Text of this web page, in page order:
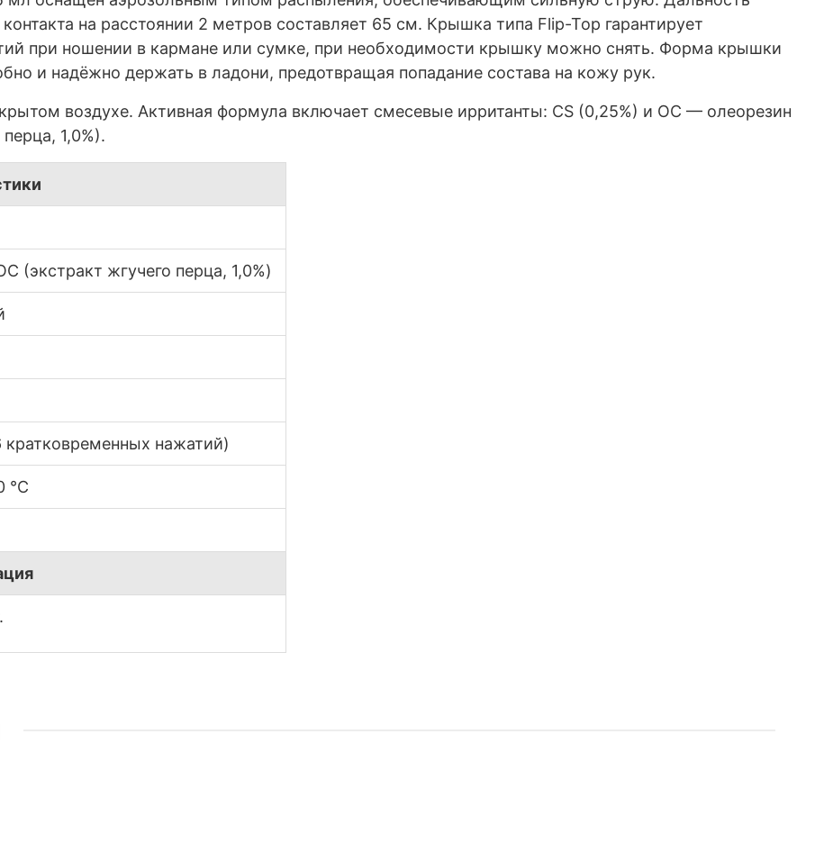
на расстоянии 2 метров составляет 65 см. Крышка типа Flip-Top гарантирует
при ношении в кармане или сумке, при необходимости крышку можно снять. Форма крышки
и надёжно держать в ладони, предотвращая попадание состава на кожу рук.
воздухе. Активная формула включает смесевые ирританты: CS (0,25%) и OC — олеорезин
1,0%).
(экстракт жгучего перца, 1,0%)
кратковременных нажатий)
°С